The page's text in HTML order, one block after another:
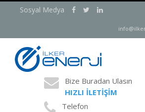
Sosyal Medya
Bize Buradan Ulasın
HIZLI İLETİŞİM
Telefon